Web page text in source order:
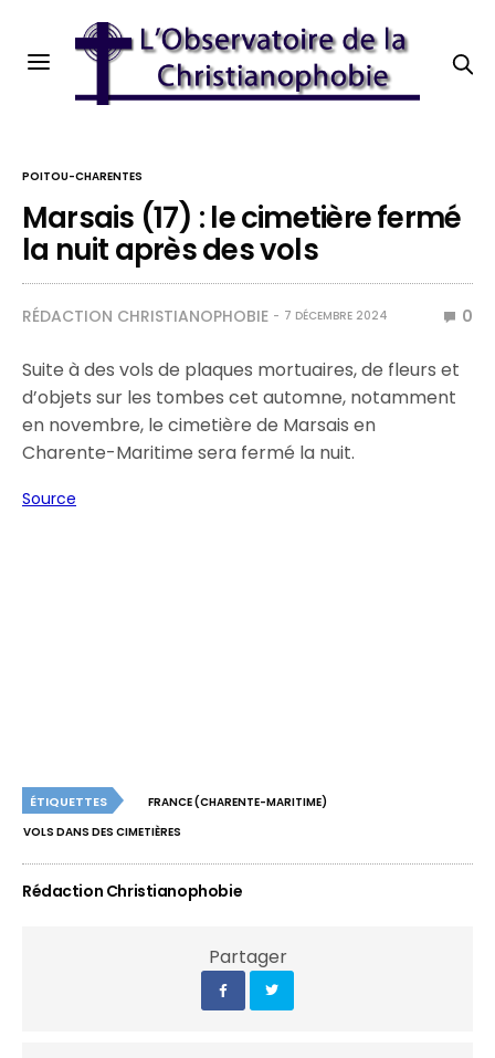
POITOU-CHARENTES
Marsais (17) : le cimetière fermé
la nuit après des vols
RÉDACTION CHRISTIANOPHOBIE 7 DÉCEMBRE 2024 0
Suite à des vols de plaques mortuaires, de fleurs et
d’objets sur les tombes cet automne, notamment
en novembre, le cimetière de Marsais en
Charente-Maritime sera fermé la nuit.
Source
ÉTIQUETTES
FRANCE (CHARENTE-MARITIME)
VOLS DANS DES CIMETIÈRES
Rédaction Christianophobie
Partager